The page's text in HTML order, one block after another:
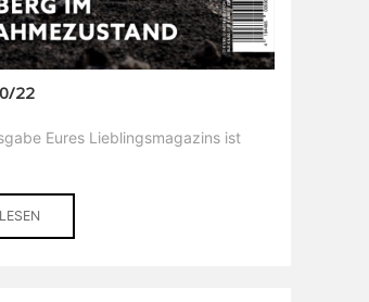
22
Eures Lieblingsmagazins ist